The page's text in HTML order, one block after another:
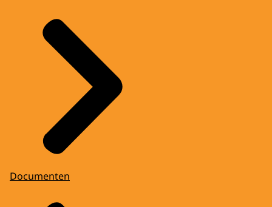
Documenten